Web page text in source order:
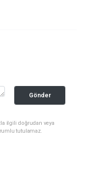
Gönder
ilgili doğrudan veya
tutulamaz.